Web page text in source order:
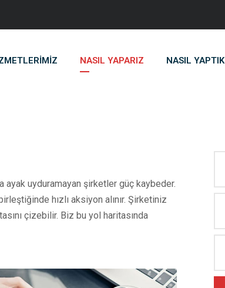
NASIL YAPARIZ NASIL YAPTIK
uyduramayan şirketler güç kaybeder.
hızlı aksiyon alınır. Şirketiniz
çizebilir. Biz bu yol haritasında